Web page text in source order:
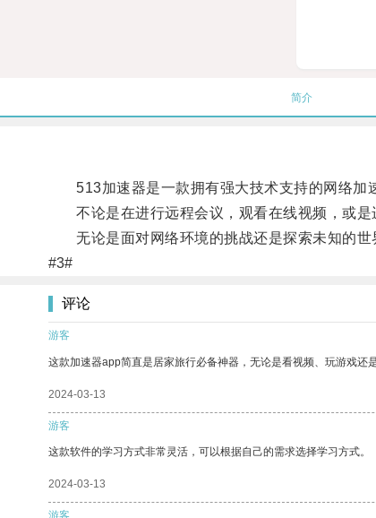
简介
513加速器是一款拥有强大技术支持的网络加速
不论是在进行远程会议，观看在线视频，或是
无论是面对网络环境的挑战还是探索未知的世
#3#
评论
游客
这款加速器app简直是居家旅行必备神器，无论是看视频、玩游戏还
2024-03-13
游客
这款软件的学习方式非常灵活，可以根据自己的需求选择学习方式。
2024-03-13
游客